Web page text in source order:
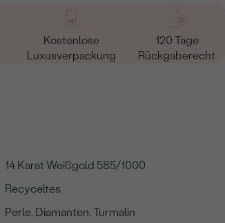
Kostenlose
Luxusverpackung
120 Tage
Rückgaberecht
14 Karat Weißgold 585/1000
Recyceltes
Perle, Diamanten, Turmalin